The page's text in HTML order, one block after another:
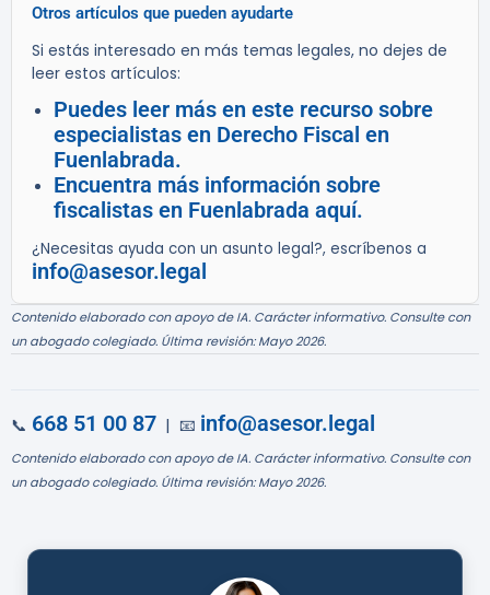
Otros artículos que pueden ayudarte
Si estás interesado en más temas legales, no dejes de
leer estos artículos:
Puedes leer más en este recurso sobre
especialistas en Derecho Fiscal en
Fuenlabrada.
Encuentra más información sobre
fiscalistas en Fuenlabrada aquí.
¿Necesitas ayuda con un asunto legal?, escríbenos a
info@asesor.legal
Contenido elaborado con apoyo de IA. Carácter informativo. Consulte con
un abogado colegiado. Última revisión: Mayo 2026.
📞 668 51 00 87 | 📧 info@asesor.legal
Contenido elaborado con apoyo de IA. Carácter informativo. Consulte con
un abogado colegiado. Última revisión: Mayo 2026.